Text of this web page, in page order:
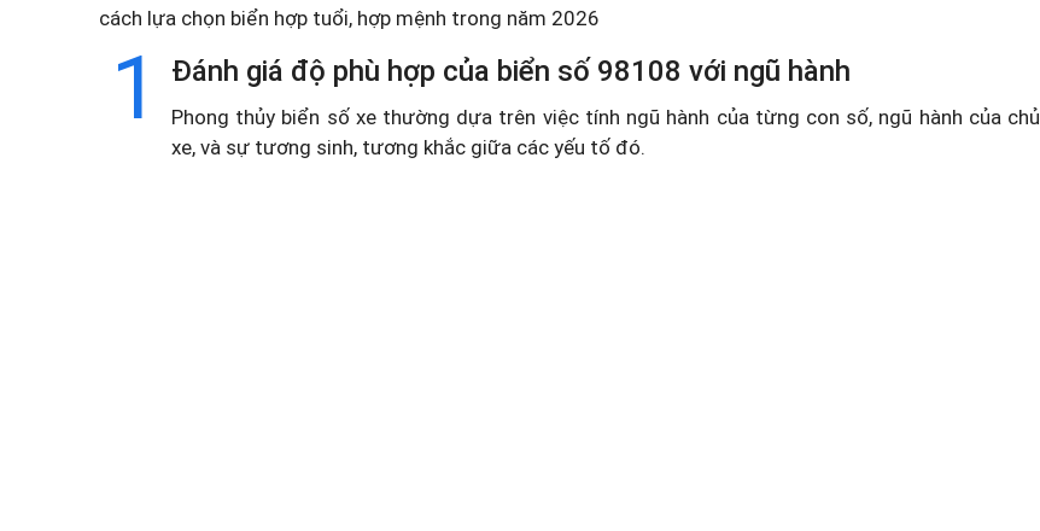
cách lựa chọn biển hợp tuổi, hợp mệnh trong năm 2026
1 Đánh giá độ phù hợp của biển số 98108 với ngũ hành
Phong thủy biển số xe thường dựa trên việc tính ngũ hành của từng con số, ngũ hành của chủ
xe, và sự tương sinh, tương khắc giữa các yếu tố đó.